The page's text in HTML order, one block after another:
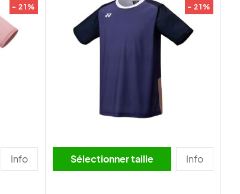
- 21%
Info
- 21%
Sélectionner taille Info